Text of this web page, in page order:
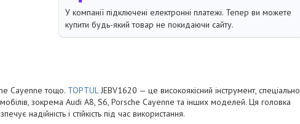
У компанії підключені електронні платежі. Тепер ви можете
купити будь-який товар не покидаючи сайту.
Cayenne тощо. TOPTULJEBV1620 — це високоякісний інструмент, спеціально
зокрема Audi A8, S6, Porsche Cayenne та інших моделей. Ця головка
надійність і стійкість під час використання.